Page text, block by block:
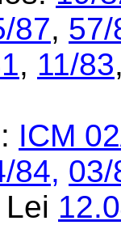
87, 57/
, 11/83
ICM
84, 03/